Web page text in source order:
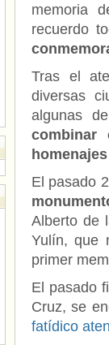
memoria
recuerdo
Tras el
diversas
algunas
El pasado
Alberto de
Yulín, que
primer
El pasado
Cruz, se
fatídico